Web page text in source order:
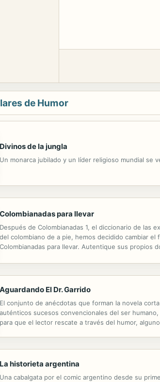
de Humor
Divinos de la jungla
Un monarca jubilado y un líder religioso mundial se
Colombianadas para llevar
Después de Colombianadas 1, el diccionario de las
del colombiano de a pie, hemos decidido cambiar
Colombianadas para llevar. Autentique sus propios
Aguardando El Dr. Garrido
El conjunto de anécdotas que forman la novela
auténticos sucesos convencionales del ser
para que el lector rescate a través del humor,
La historieta argentina
Una cabalgata por el comic argentino desde su